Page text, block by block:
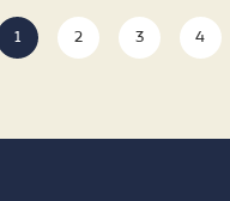
1 2 3 4